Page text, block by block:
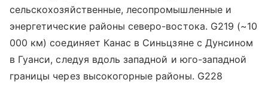
сельскохозяйственные, лесопромышленные и
энергетические районы северо-востока. G219 (~10
000 км) соединяет Канас в Синьцзяне с Дунсином
в Гуанси, следуя вдоль западной и юго-западной
границы через высокогорные районы. G228